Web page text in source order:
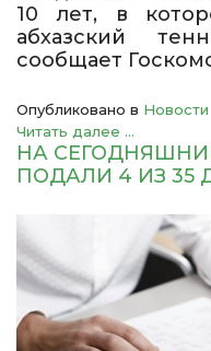
10 лет, в
абхазский
сообщает
Опубликовано в Новости
Читать далее ...
НА
ПОДАЛИ 4 ИЗ 35